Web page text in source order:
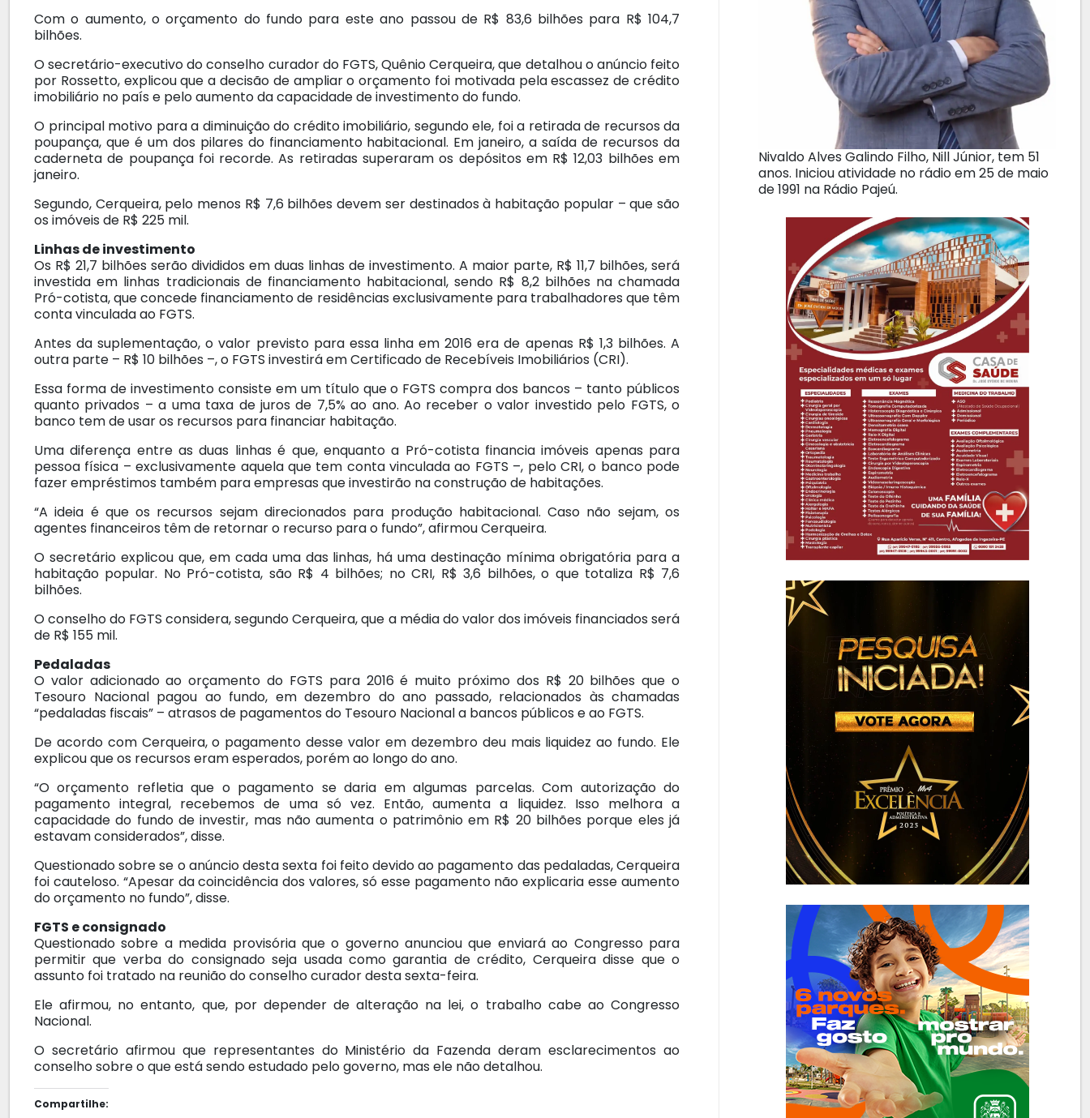
Com o aumento, o orçamento do fundo para este ano passou de R$ 83,6 bilhões para R$ 104,7
bilhões.
O secretário-executivo do conselho curador do FGTS, Quênio Cerqueira, que detalhou o anúncio feito
por Rossetto, explicou que a decisão de ampliar o orçamento foi motivada pela escassez de crédito
imobiliário no país e pelo aumento da capacidade de investimento do fundo.
O principal motivo para a diminuição do crédito imobiliário, segundo ele, foi a retirada de recursos da
poupança, que é um dos pilares do financiamento habitacional. Em janeiro, a saída de recursos da
caderneta de poupança foi recorde. As retiradas superaram os depósitos em R$ 12,03 bilhões em
janeiro.
Segundo, Cerqueira, pelo menos R$ 7,6 bilhões devem ser destinados à habitação popular – que são
os imóveis de R$ 225 mil.
Linhas de investimento
Os R$ 21,7 bilhões serão divididos em duas linhas de investimento. A maior parte, R$ 11,7 bilhões, será
investida em linhas tradicionais de financiamento habitacional, sendo R$ 8,2 bilhões na chamada
Pró-cotista, que concede financiamento de residências exclusivamente para trabalhadores que têm
conta vinculada ao FGTS.
Antes da suplementação, o valor previsto para essa linha em 2016 era de apenas R$ 1,3 bilhões. A
outra parte – R$ 10 bilhões –, o FGTS investirá em Certificado de Recebíveis Imobiliários (CRI).
Essa forma de investimento consiste em um título que o FGTS compra dos bancos – tanto públicos
quanto privados – a uma taxa de juros de 7,5% ao ano. Ao receber o valor investido pelo FGTS, o
banco tem de usar os recursos para financiar habitação.
Uma diferença entre as duas linhas é que, enquanto a Pró-cotista financia imóveis apenas para
pessoa física – exclusivamente aquela que tem conta vinculada ao FGTS –, pelo CRI, o banco pode
fazer empréstimos também para empresas que investirão na construção de habitações.
“A ideia é que os recursos sejam direcionados para produção habitacional. Caso não sejam, os
agentes financeiros têm de retornar o recurso para o fundo”, afirmou Cerqueira.
O secretário explicou que, em cada uma das linhas, há uma destinação mínima obrigatória para a
habitação popular. No Pró-cotista, são R$ 4 bilhões; no CRI, R$ 3,6 bilhões, o que totaliza R$ 7,6
bilhões.
O conselho do FGTS considera, segundo Cerqueira, que a média do valor dos imóveis financiados será
de R$ 155 mil.
Pedaladas
O valor adicionado ao orçamento do FGTS para 2016 é muito próximo dos R$ 20 bilhões que o
Tesouro Nacional pagou ao fundo, em dezembro do ano passado, relacionados às chamadas
“pedaladas fiscais” – atrasos de pagamentos do Tesouro Nacional a bancos públicos e ao FGTS.
De acordo com Cerqueira, o pagamento desse valor em dezembro deu mais liquidez ao fundo. Ele
explicou que os recursos eram esperados, porém ao longo do ano.
“O orçamento refletia que o pagamento se daria em algumas parcelas. Com autorização do
pagamento integral, recebemos de uma só vez. Então, aumenta a liquidez. Isso melhora a
capacidade do fundo de investir, mas não aumenta o patrimônio em R$ 20 bilhões porque eles já
estavam considerados”, disse.
Questionado sobre se o anúncio desta sexta foi feito devido ao pagamento das pedaladas, Cerqueira
foi cauteloso. “Apesar da coincidência dos valores, só esse pagamento não explicaria esse aumento
do orçamento no fundo”, disse.
FGTS e consignado
Questionado sobre a medida provisória que o governo anunciou que enviará ao Congresso para
permitir que verba do consignado seja usada como garantia de crédito, Cerqueira disse que o
assunto foi tratado na reunião do conselho curador desta sexta-feira.
Ele afirmou, no entanto, que, por depender de alteração na lei, o trabalho cabe ao Congresso
Nacional.
O secretário afirmou que representantes do Ministério da Fazenda deram esclarecimentos ao
conselho sobre o que está sendo estudado pelo governo, mas ele não detalhou.
Compartilhe:
Nivaldo Alves Galindo Filho, Nill Júnior, tem 51
anos. Iniciou atividade no rádio em 25 de maio
de 1991 na Rádio Pajeú.